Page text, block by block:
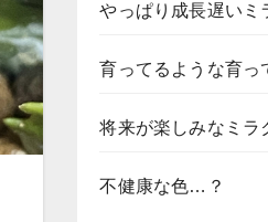
やっぱり成長遅いミ
育ってるような育
将来が楽しみなミラ
不健康な色…？